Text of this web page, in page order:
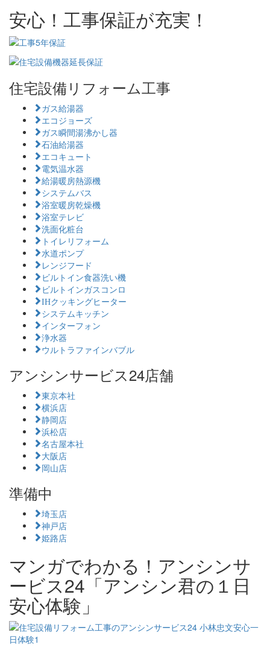
安心！工事保証が充実！
住宅設備リフォーム工事
ガス給湯器
エコジョーズ
ガス瞬間湯沸かし器
石油給湯器
エコキュート
電気温水器
給湯暖房熱源機
システムバス
浴室暖房乾燥機
浴室テレビ
洗面化粧台
トイレリフォーム
水道ポンプ
レンジフード
ビルトイン食器洗い機
ビルトインガスコンロ
IHクッキングヒーター
システムキッチン
インターフォン
浄水器
ウルトラファインバブル
アンシンサービス24店舗
東京本社
横浜店
静岡店
浜松店
名古屋本社
大阪店
岡山店
準備中
埼玉店
神戸店
姫路店
マンガでわかる！アンシンサ
ービス24「アンシン君の１日
安心体験」